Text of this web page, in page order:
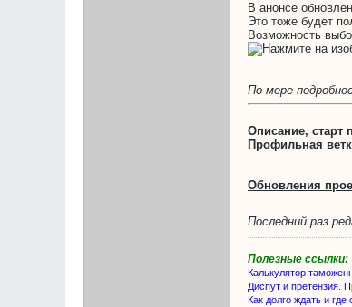
В анонсе
Это тоже будет
Возможность
По мере
Описание, старт
Профильная
Обновления
Последний раз
Полезные ссылки:
Калькулятор
Диспут и претензия.
Как долго ждать и где